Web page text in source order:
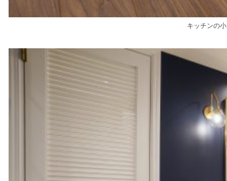
キッチンの